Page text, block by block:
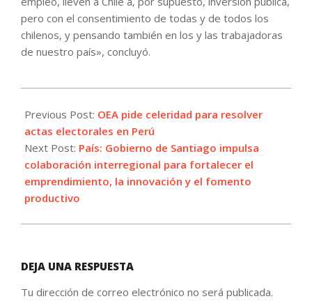
pero con el consentimiento de todas y de todos los
chilenos, y pensando también en los y las trabajadoras
de nuestro país», concluyó.
06-
17
Previous Post: OEA pide celeridad para resolver
actas electorales en Perú
Next Post: País: Gobierno de Santiago impulsa
colaboración interregional para fortalecer el
emprendimiento, la innovación y el fomento
productivo
DEJA UNA RESPUESTA
Tu dirección de correo electrónico no será publicada.